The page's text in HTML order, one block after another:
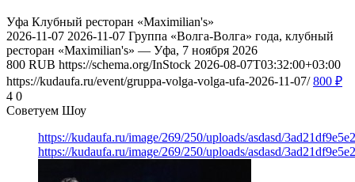
Уфа Клубный ресторан «Maximilian's»
2026-11-07 2026-11-07 Группа «Волга-Волга» года, клубный
ресторан «Maximilian's» — Уфа, 7 ноября 2026
800 RUB https://schema.org/InStock 2026-08-07T03:32:00+03:00
https://kudaufa.ru/event/gruppa-volga-volga-ufa-2026-11-07/ 800 ₽
4 0
Советуем Шоу
https://kudaufa.ru/image/269/250/uploads/asdasd/
https://kudaufa.ru/image/269/250/uploads/asdasd/